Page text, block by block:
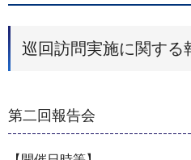
巡回訪問実施に関する
第二回報告会